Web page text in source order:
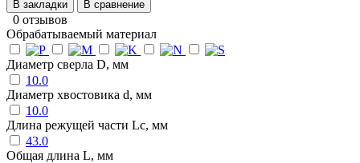
В закладки В сравнение
0 отзывов
Обрабатываемый материал
Диаметр сверла D, мм
10.0
Диаметр хвостовика d, мм
10.0
Длина режущей части Lc, мм
43.0
Общая длина L, мм